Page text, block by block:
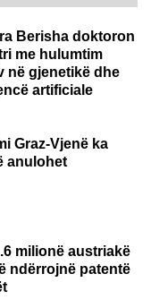
Berisha doktoron
me hulumtim
në gjenetikë dhe
artificiale
Graz-Vjenë ka
anulohet
milionë austriakë
ndërrojnë patentë